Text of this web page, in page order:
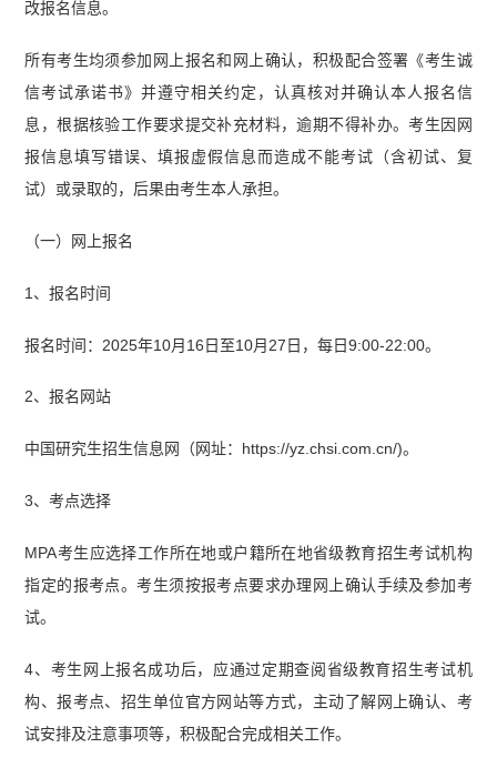
改报名信息。
所有考生均须参加网上报名和网上确认，积极配合签署《考生诚
信考试承诺书》并遵守相关约定，认真核对并确认本人报名信
息，根据核验工作要求提交补充材料，逾期不得补办。考生因网
报信息填写错误、填报虚假信息而造成不能考试（含初试、复
试）或录取的，后果由考生本人承担。
（一）网上报名
1、报名时间
报名时间：2025年10月16日至10月27日，每日9:00-22:00。
2、报名网站
中国研究生招生信息网（网址：https://yz.chsi.com.cn/)。
3、考点选择
MPA考生应选择工作所在地或户籍所在地省级教育招生考试机构
指定的报考点。考生须按报考点要求办理网上确认手续及参加考
试。
4、考生网上报名成功后，应通过定期查阅省级教育招生考试机
构、报考点、招生单位官方网站等方式，主动了解网上确认、考
试安排及注意事项等，积极配合完成相关工作。